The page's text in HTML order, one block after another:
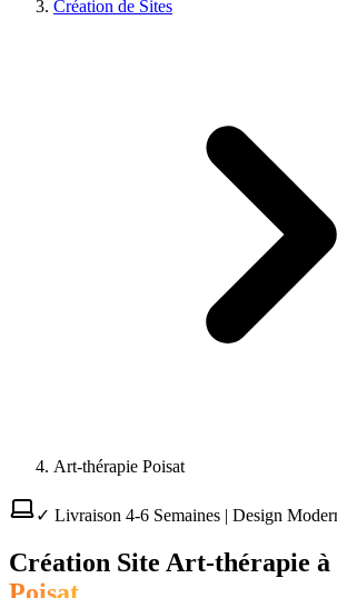
Création de Sites
Art-thérapie Poisat
✓ Livraison 4-6 Semaines | Design
Création Site Art-thérapie à